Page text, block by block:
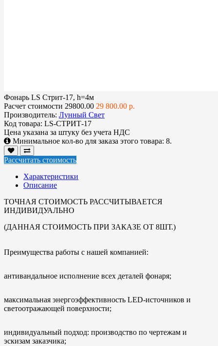
Фонарь LS Стрит-17, h=4м
Расчет стоимости 29800.00 29 800.00 р.
Производитель: Лунный Свет
Код товара: LS-СТРИТ-17
Цена указана за штуку без учета НДС
Минимальное кол-во для заказа этого товара: 8.
Рассчитать стоимость
Характеристики
Описание
ТОЧНАЯ СТОИМОСТЬ РАССЧИТЫВАЕТСЯ
ИНДИВИДУАЛЬНО
(ДАННАЯ СТОИМОСТЬ ПРИ ЗАКАЗЕ ОТ 8ШТ.)
Преимущества работы с нашей компанией:
антивандальное исполнение всех деталей фонаря;
максимальная энергоэффективность LED-источников и
светоотражающей поверхности;
индивидуальный подход: производство по чертежам и
эскизам заказчика;